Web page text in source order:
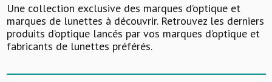
Une collection exclusive des marques d’optique et
marques de lunettes à découvrir. Retrouvez les derniers
produits d’optique lancés par vos marques d’optique et
fabricants de lunettes préférés.